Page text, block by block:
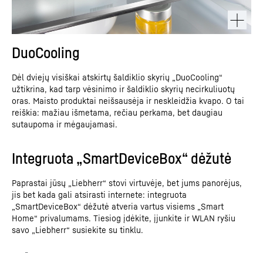
DuoCooling
Dėl dviejų visiškai atskirtų šaldiklio skyrių „DuoCooling“
užtikrina, kad tarp vėsinimo ir šaldiklio skyrių necirkuliuotų
oras. Maisto produktai neišsausėja ir neskleidžia kvapo. O tai
reiškia: mažiau išmetama, rečiau perkama, bet daugiau
sutaupoma ir mėgaujamasi.
Integruota „SmartDeviceBox“ dėžutė
Paprastai jūsų „Liebherr“ stovi virtuvėje, bet jums panorėjus,
jis bet kada gali atsirasti internete: integruota
„SmartDeviceBox“ dėžutė atveria vartus visiems „Smart
Home“ privalumams. Tiesiog įdėkite, įjunkite ir WLAN ryšiu
savo „Liebherr“ susiekite su tinklu.